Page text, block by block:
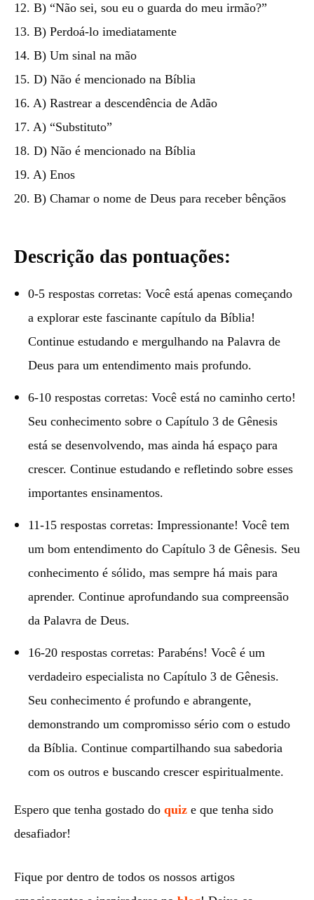
12. B) “Não sei, sou eu o guarda do meu irmão?”
13. B) Perdoá-lo imediatamente
14. B) Um sinal na mão
15. D) Não é mencionado na Bíblia
16. A) Rastrear a descendência de Adão
17. A) “Substituto”
18. D) Não é mencionado na Bíblia
19. A) Enos
20. B) Chamar o nome de Deus para receber bênçãos
Descrição das pontuações:
0-5 respostas corretas: Você está apenas começando
a explorar este fascinante capítulo da Bíblia!
Continue estudando e mergulhando na Palavra de
Deus para um entendimento mais profundo.
6-10 respostas corretas: Você está no caminho certo!
Seu conhecimento sobre o Capítulo 3 de Gênesis
está se desenvolvendo, mas ainda há espaço para
crescer. Continue estudando e refletindo sobre esses
importantes ensinamentos.
11-15 respostas corretas: Impressionante! Você tem
um bom entendimento do Capítulo 3 de Gênesis. Seu
conhecimento é sólido, mas sempre há mais para
aprender. Continue aprofundando sua compreensão
da Palavra de Deus.
16-20 respostas corretas: Parabéns! Você é um
verdadeiro especialista no Capítulo 3 de Gênesis.
Seu conhecimento é profundo e abrangente,
demonstrando um compromisso sério com o estudo
da Bíblia. Continue compartilhando sua sabedoria
com os outros e buscando crescer espiritualmente.
Espero que tenha gostado do quiz e que tenha sido
desafiador!
Fique por dentro de todos os nossos artigos